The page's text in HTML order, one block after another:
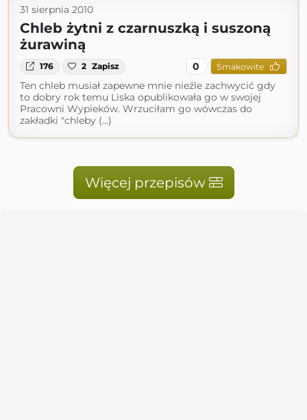
31 sierpnia 2010
Chleb żytni z czarnuszką i suszoną
żurawiną
176 2 Zapisz 0 Smakowite
Ten chleb musiał zapewne mnie nieźle zachwycić gdy
to dobry rok temu Liska opublikowała go w swojej
Pracowni Wypieków. Wrzuciłam go wówczas do
zakładki "chleby (...)
Więcej przepisów